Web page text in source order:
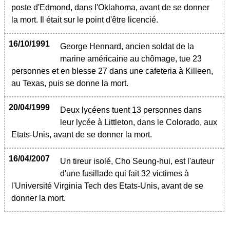
poste d'Edmond, dans l'Oklahoma, avant de se donner
la mort. Il était sur le point d'être licencié.
16/10/1991
George Hennard, ancien soldat de la
marine américaine au chômage, tue 23
personnes et en blesse 27 dans une cafeteria à Killeen,
au Texas, puis se donne la mort.
20/04/1999
Deux lycéens tuent 13 personnes dans
leur lycée à Littleton, dans le Colorado, aux
Etats-Unis, avant de se donner la mort.
16/04/2007
Un tireur isolé, Cho Seung-hui, est l'auteur
d'une fusillade qui fait 32 victimes à
l'Université Virginia Tech des Etats-Unis, avant de se
donner la mort.